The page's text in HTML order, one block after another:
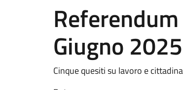
Giugno 2025
Cinque quesiti su lavoro e